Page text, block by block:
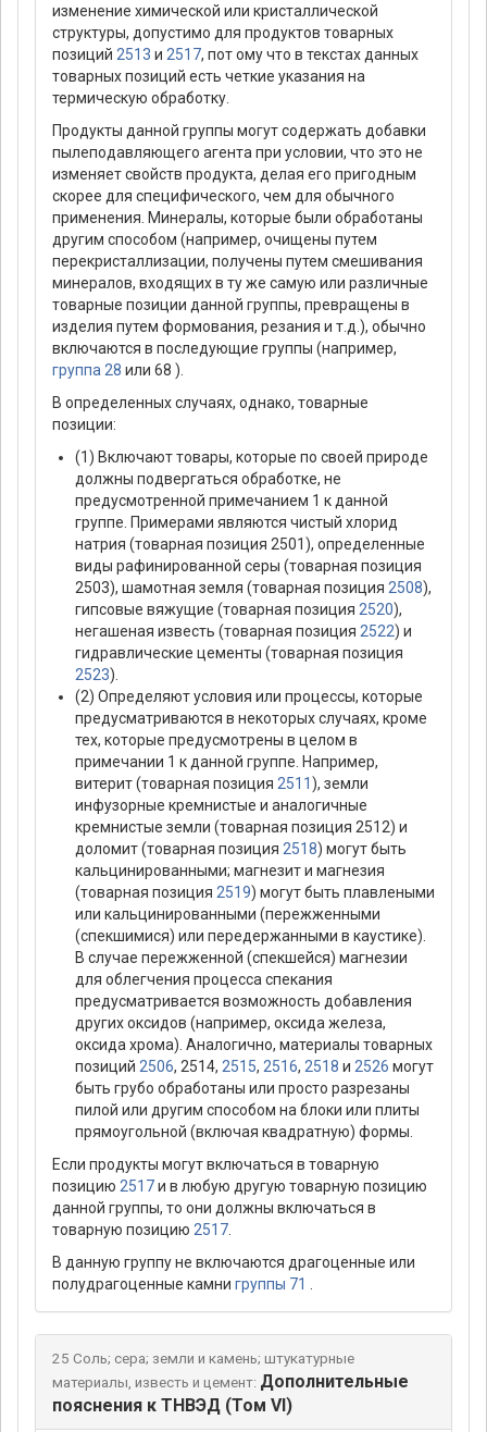
изменение химической или кристаллической
структуры, допустимо для продуктов товарных
позиций 2513 и 2517, пот ому что в текстах данных
товарных позиций есть четкие указания на
термическую обработку.
Продукты данной группы могут содержать добавки
пылеподавляющего агента при условии, что это не
изменяет свойств продукта, делая его пригодным
скорее для специфического, чем для обычного
применения. Минералы, которые были обработаны
другим способом (например, очищены путем
перекристаллизации, получены путем смешивания
минералов, входящих в ту же самую или различные
товарные позиции данной группы, превращены в
изделия путем формования, резания и т.д.), обычно
включаются в последующие группы (например,
группа 28 или 68 ).
В определенных случаях, однако, товарные
позиции:
(1) Включают товары, которые по своей природе
должны подвергаться обработке, не
предусмотренной примечанием 1 к данной
группе. Примерами являются чистый хлорид
натрия (товарная позиция 2501), определенные
виды рафинированной серы (товарная позиция
2503), шамотная земля (товарная позиция 2508),
гипсовые вяжущие (товарная позиция 2520),
негашеная известь (товарная позиция 2522) и
гидравлические цементы (товарная позиция
2523).
(2) Определяют условия или процессы, которые
предусматриваются в некоторых случаях, кроме
тех, которые предусмотрены в целом в
примечании 1 к данной группе. Например,
витерит (товарная позиция 2511), земли
инфузорные кремнистые и аналогичные
кремнистые земли (товарная позиция 2512) и
доломит (товарная позиция 2518) могут быть
кальцинированными; магнезит и магнезия
(товарная позиция 2519) могут быть плавлеными
или кальцинированными (пережженными
(спекшимися) или передержанными в каустике).
В случае пережженной (спекшейся) магнезии
для облегчения процесса спекания
предусматривается возможность добавления
других оксидов (например, оксида железа,
оксида хрома). Аналогично, материалы товарных
позиций 2506, 2514, 2515, 2516, 2518 и 2526 могут
быть грубо обработаны или просто разрезаны
пилой или другим способом на блоки или плиты
прямоугольной (включая квадратную) формы.
Если продукты могут включаться в товарную
позицию 2517и в любую другую товарную позицию
данной группы, то они должны включаться в
товарную позицию 2517
В данную группу не включаются драгоценные или
полудрагоценные камни группы 71
25 Соль; сера; земли и камень; штукатурные
материалы, известь и цемент: Дополнительные
пояснения к ТНВЭД (Том VI)